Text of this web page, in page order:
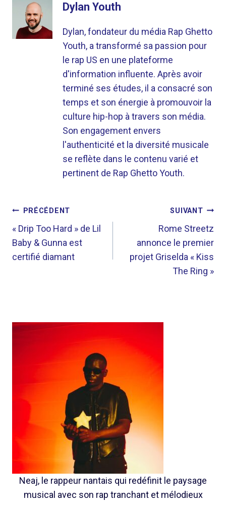
Dylan Youth
Dylan, fondateur du média Rap Ghetto
Youth, a transformé sa passion pour
le rap US en une plateforme
d'information influente. Après avoir
terminé ses études, il a consacré son
temps et son énergie à promouvoir la
culture hip-hop à travers son média.
Son engagement envers
l'authenticité et la diversité musicale
se reflète dans le contenu varié et
pertinent de Rap Ghetto Youth.
NAVIGATION
DE
L’ARTICLE
PRÉCÉDENT
« Drip Too Hard » de Lil
Baby & Gunna est
certifié diamant
SUIVANT
Rome Streetz
annonce le premier
projet Griselda « Kiss
The Ring »
Neaj, le rappeur nantais qui redéfinit le paysage
musical avec son rap tranchant et mélodieux